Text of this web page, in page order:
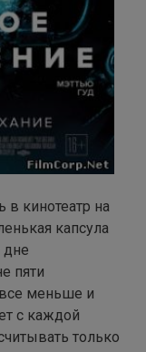
в кинотеатр на
капсула
дне
пяти
меньше и
с каждой
только